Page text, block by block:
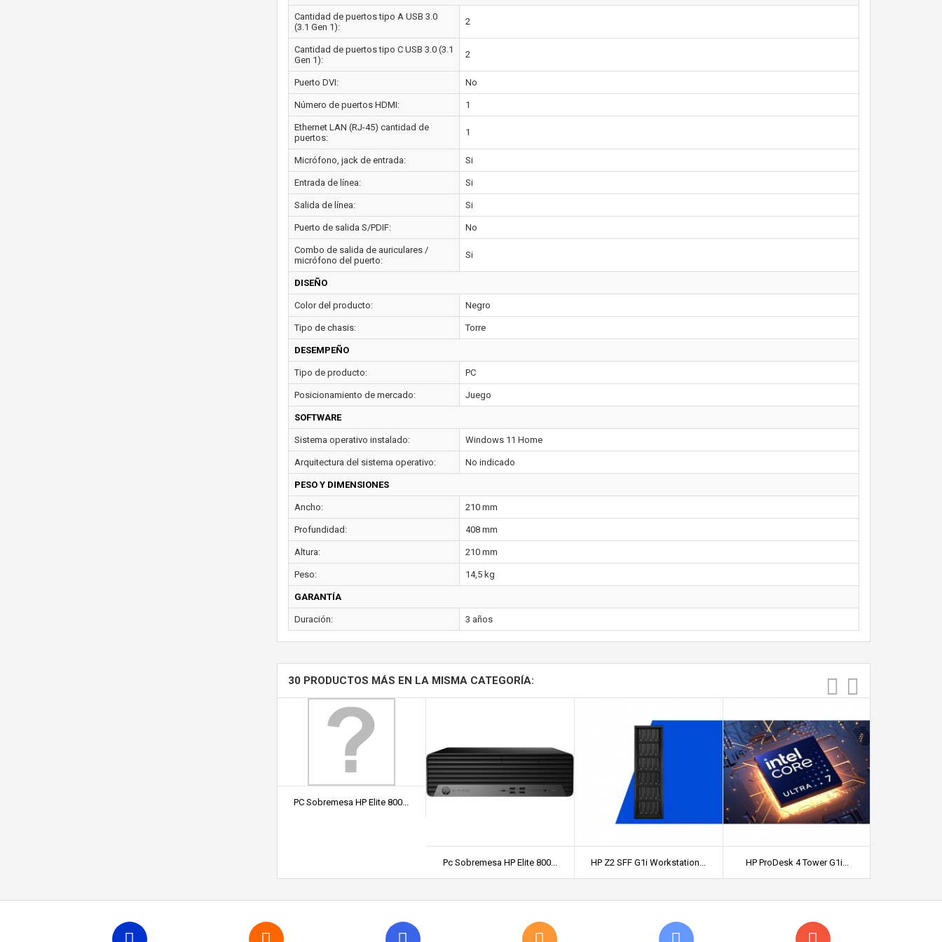
Cantidad de puertos tipo A USB 3.0
(3.1 Gen 1):
2
Cantidad de puertos tipo C USB 3.0 (3.1
Gen 1):
2
Puerto DVI: No
Número de puertos HDMI: 1
Ethernet LAN (RJ-45) cantidad de
puertos:
1
Micrófono, jack de entrada: Si
Entrada de línea: Si
Salida de línea: Si
Puerto de salida S/PDIF: No
Combo de salida de auriculares /
micrófono del puerto:
Si
DISEÑO
Color del producto: Negro
Tipo de chasis: Torre
DESEMPEÑO
Tipo de producto: PC
Posicionamiento de mercado: Juego
SOFTWARE
Sistema operativo instalado: Windows 11 Home
Arquitectura del sistema operativo: No indicado
PESO Y DIMENSIONES
Ancho: 210 mm
Profundidad: 408 mm
Altura: 210 mm
Peso: 14,5 kg
GARANTÍA
Duración: 3 años
30 PRODUCTOS MÁS EN LA MISMA CATEGORÍA:
PC Sobremesa HP Elite 800...
Pc Sobremesa HP Elite 800... HP Z2 SFF G1i Workstation... HP ProDesk 4 Tower G1i...